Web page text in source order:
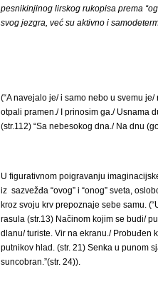
pesnikinjinog lirskog rukopisa prema
svog jezgra, već su aktivno i
(“A navejalo je/ i samo nebo u svemu
otpali pramen./ I prinosim ga./ Usnama
(str.112) “Sa nebesokog dna./ Na dnu
U figurativnom poigravanju
iz sazvežđa “ovog” i “onog” sveta,
kroz svoju krv prepoznaje sebe samu.
rasula (str.13) Načinom kojim se budi/
dlanu/ turiste. Vir na ekranu./ Probuđen
putnikov hlad. (str. 21) Senka u punom
suncobran.”(str. 24)).